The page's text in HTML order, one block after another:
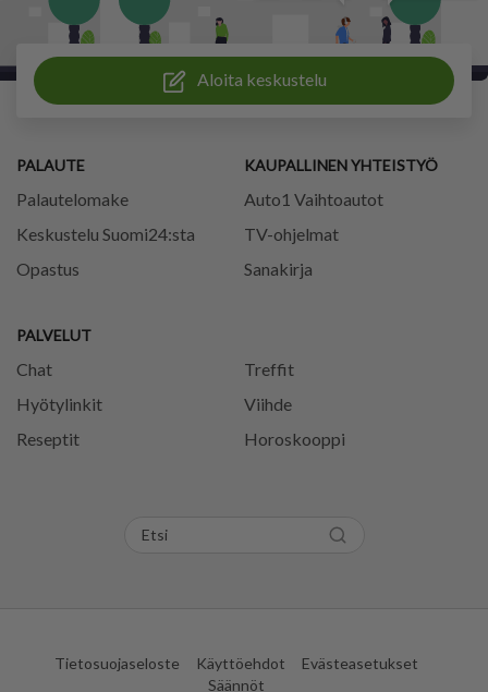
Aloita keskustelu
PALAUTE
Palautelomake
Keskustelu Suomi24:sta
Opastus
PALVELUT
Chat
Treffit
Hyötylinkit
Viihde
Reseptit
Horoskooppi
KAUPALLINEN YHTEISTYÖ
Auto1 Vaihtoautot
TV-ohjelmat
Sanakirja
Tietosuojaseloste Käyttöehdot
Evästeasetukset
Säännöt